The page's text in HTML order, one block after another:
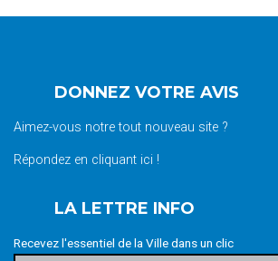
DONNEZ VOTRE AVIS
Aimez-vous notre tout nouveau site ?
Répondez en cliquant ici !
LA LETTRE INFO
Recevez l'essentiel de la Ville dans un clic